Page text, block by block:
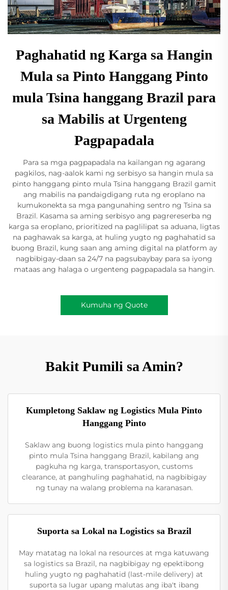
Paghahatid ng Karga sa Hangin
Mula sa Pinto Hanggang Pinto
mula Tsina hanggang Brazil para
sa Mabilis at Urgenteng
Pagpapadala
Para sa mga pagpapadala na kailangan ng agarang
pagkilos, nag-aalok kami ng serbisyo sa hangin mula sa
pinto hanggang pinto mula Tsina hanggang Brazil gamit
ang mabilis na pandaigdigang ruta ng eroplano na
kumukonekta sa mga pangunahing sentro ng Tsina sa
Brazil. Kasama sa aming serbisyo ang pagrereserba ng
karga sa eroplano, prioritized na paglilipat sa aduana, ligtas
na paghawak sa karga, at huling yugto ng paghahatid sa
buong Brazil, kung saan ang aming digital na platform ay
nagbibigay-daan sa 24/7 na pagsubaybay para sa iyong
mataas ang halaga o urgenteng pagpapadala sa hangin.
Kumuha ng Quote
Bakit Pumili sa Amin?
Kumpletong Saklaw ng Logistics Mula Pinto
Hanggang Pinto
Saklaw ang buong logistics mula pinto hanggang
pinto mula Tsina hanggang Brazil, kabilang ang
pagkuha ng karga, transportasyon, customs
clearance, at panghuling paghahatid, na nagbibigay
ng tunay na walang problema na karanasan.
Suporta sa Lokal na Logistics sa Brazil
May matatag na lokal na resources at mga katuwang
sa logistics sa Brazil, na nagbibigay ng epektibong
huling yugto ng paghahatid (last-mile delivery) at
suporta sa lugar upang malutas ang iba't ibang